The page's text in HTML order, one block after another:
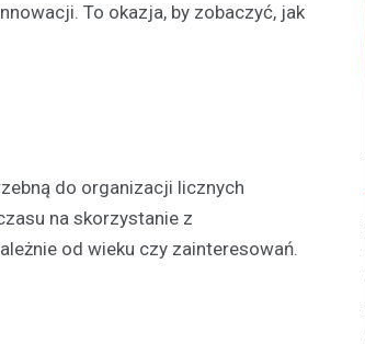
To okazja, by zobaczyć, jak
do organizacji licznych
na skorzystanie z
od wieku czy zainteresowań.
Kultura Sport Wydarzenia
Dzień Deskorolki w Lesznie: Święto
deski na Skateplazie już w sobotę!